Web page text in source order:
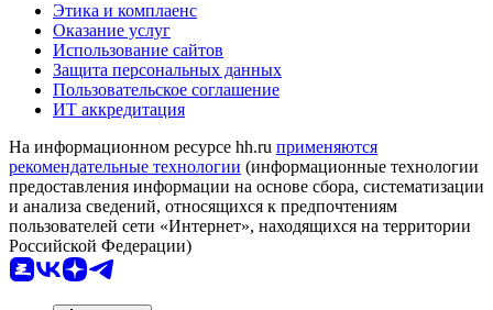
Этика и комплаенс
Оказание услуг
Использование сайтов
Защита персональных данных
Пользовательское соглашение
ИТ аккредитация
На информационном ресурсе hh.ru применяются
рекомендательные технологии (информационные технологии
предоставления информации на основе сбора, систематизации
и анализа сведений, относящихся к предпочтениям
пользователей сети «Интернет», находящихся на территории
Российской Федерации)